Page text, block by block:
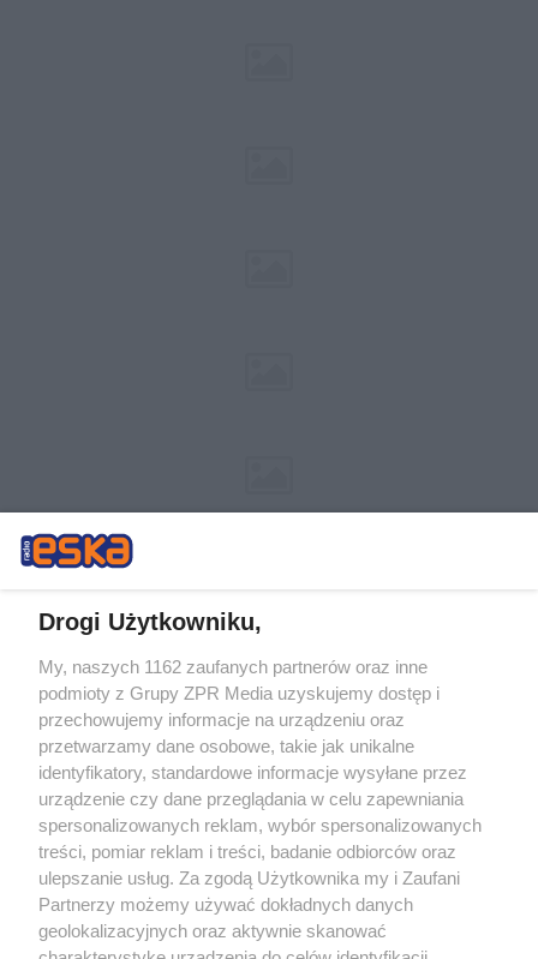
Żaden utwór zamieszczony w serwisie nie może być powielany i
rozpowszechniany lub dalej rozpowszechniany w jakikolwiek sposób (w
tym także elektroniczny lub mechaniczny) na jakimkolwiek polu
eksploatacji w jakiejkolwiek formie, włącznie z umieszczaniem w
Internecie bez pisemnej zgody właściciela praw. Jakiekolwiek użycie lub
wykorzystanie utworów w całości lub w części z naruszeniem prawa,
tzn. bez właściwej zgody, jest zabronione pod groźbą kary i może być
ścigane prawnie.
Drogi Użytkowniku,
My, naszych 1162 zaufanych partnerów oraz inne
podmioty z Grupy ZPR Media uzyskujemy dostęp i
przechowujemy informacje na urządzeniu oraz
przetwarzamy dane osobowe, takie jak unikalne
identyfikatory, standardowe informacje wysyłane przez
urządzenie czy dane przeglądania w celu zapewniania
spersonalizowanych reklam, wybór spersonalizowanych
treści, pomiar reklam i treści, badanie odbiorców oraz
ulepszanie usług. Za zgodą Użytkownika my i Zaufani
Partnerzy możemy używać dokładnych danych
geolokalizacyjnych oraz aktywnie skanować